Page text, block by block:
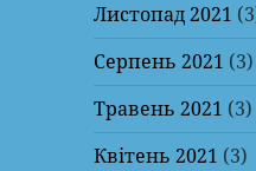
Листопад 2021
Серпень 2021 (3)
Травень 2021 (3)
Квітень 2021 (3)